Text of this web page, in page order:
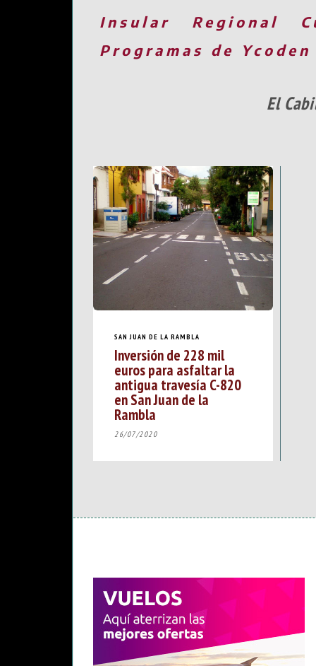
Insular
Regional
Programas de
El
SAN JUAN DE LA RAMBLA
Inversión de 228 mil
euros para asfaltar la
antigua travesía C-820
en San Juan de la
Rambla
26/07/2020